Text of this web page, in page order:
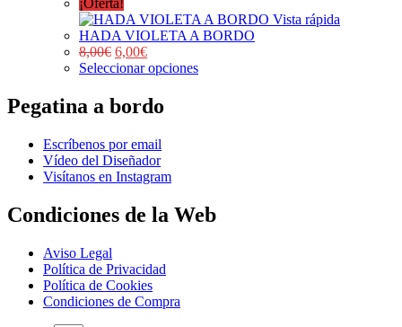
Vista rápida
HADA VIOLETA A BORDO
8,00€ 6,00€
Seleccionar opciones
Pegatina a bordo
Escríbenos por email
Vídeo del Diseñador
Visítanos en Instagram
Condiciones de la Web
Aviso Legal
Política de Privacidad
Política de Cookies
Condiciones de Compra